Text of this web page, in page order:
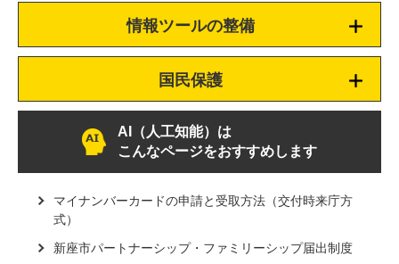
情報ツールの整備
国民保護
AI（人工知能）は
こんなページをおすすめします
マイナンバーカードの申請と受取方法（交付時来庁方
式）
新座市パートナーシップ・ファミリーシップ届出制度